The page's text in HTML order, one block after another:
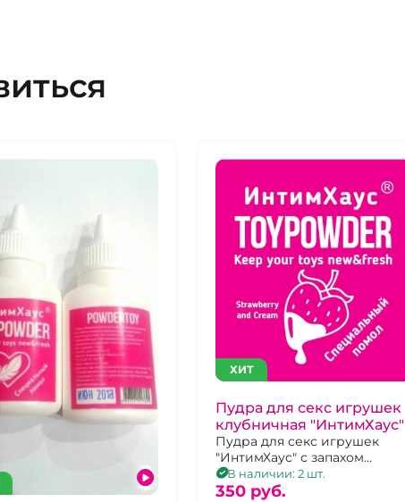
ХИТ
Пудра для секс игрушек
клубничная "ИнтимХаус"
Пудра для секс игрушек
"ИнтимХаус" с запахом
клубники со сливками
В наличии: 2 шт.
350 pуб.